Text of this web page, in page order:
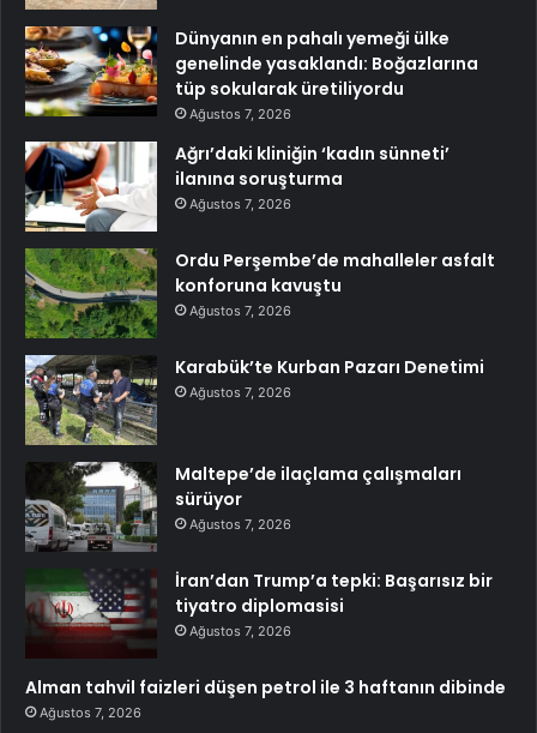
Dünyanın en pahalı yemeği ülke
genelinde yasaklandı: Boğazlarına
tüp sokularak üretiliyordu
Ağustos 7, 2026
Ağrı’daki kliniğin ‘kadın sünneti’
ilanına soruşturma
Ağustos 7, 2026
Ordu Perşembe’de mahalleler asfalt
konforuna kavuştu
Ağustos 7, 2026
Karabük’te Kurban Pazarı Denetimi
Ağustos 7, 2026
Maltepe’de ilaçlama çalışmaları
sürüyor
Ağustos 7, 2026
İran’dan Trump’a tepki: Başarısız bir
tiyatro diplomasisi
Ağustos 7, 2026
Alman tahvil faizleri düşen petrol ile 3 haftanın dibinde
Ağustos 7, 2026